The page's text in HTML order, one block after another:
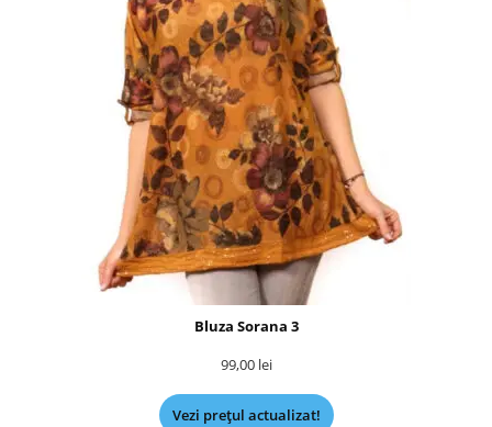
Bluza Sorana 3
99,00 lei
Vezi prețul actualizat!